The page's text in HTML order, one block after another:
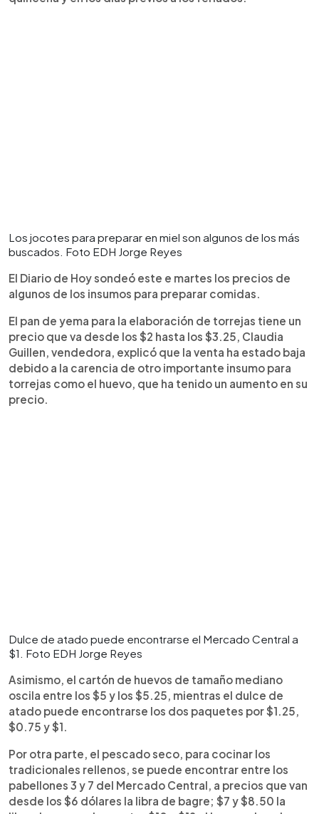
Los jocotes para preparar en miel son algunos de los más
buscados. Foto EDH Jorge Reyes
El Diario de Hoy sondeó este e martes los precios de
algunos de los insumos para preparar comidas.
El pan de yema para la elaboración de torrejas tiene un
precio que va desde los $2 hasta los $3.25, Claudia
Guillen, vendedora, explicó que la venta ha estado baja
debido a la carencia de otro importante insumo para
torrejas como el huevo, que ha tenido un aumento en su
precio.
Dulce de atado puede encontrarse el Mercado Central a
$1. Foto EDH Jorge Reyes
Asimismo, el cartón de huevos de tamaño mediano
oscila entre los $5 y los $5.25, mientras el dulce de
atado puede encontrarse los dos paquetes por $1.25,
$0.75 y $1.
Por otra parte, el pescado seco, para cocinar los
tradicionales rellenos, se puede encontrar entre los
pabellones 3 y 7 del Mercado Central, a precios que van
desde los $6 dólares la libra de bagre; $7 y $8.50 la